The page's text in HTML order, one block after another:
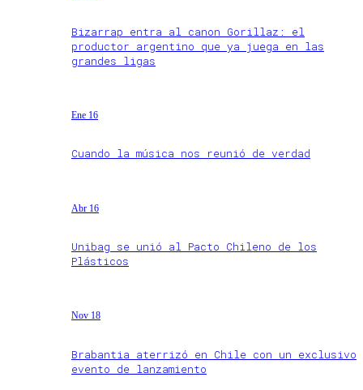
Bizarrap entra al canon Gorillaz: el
productor argentino que ya juega en las
grandes ligas
Ene 16
Cuando la música nos reunió de verdad
Abr 16
Unibag se unió al Pacto Chileno de los
Plásticos
Nov 18
Brabantia aterrizó en Chile con un exclusivo
evento de lanzamiento